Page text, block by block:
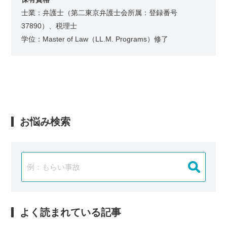
士業：弁護士（第二東京弁護士会所属：登録番号
37890）、税理士
学位：Master of Law（LL.M. Programs）修了
お悩み検索
よく読まれている記事